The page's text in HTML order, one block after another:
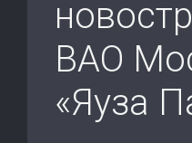
ВАО
«Яуза